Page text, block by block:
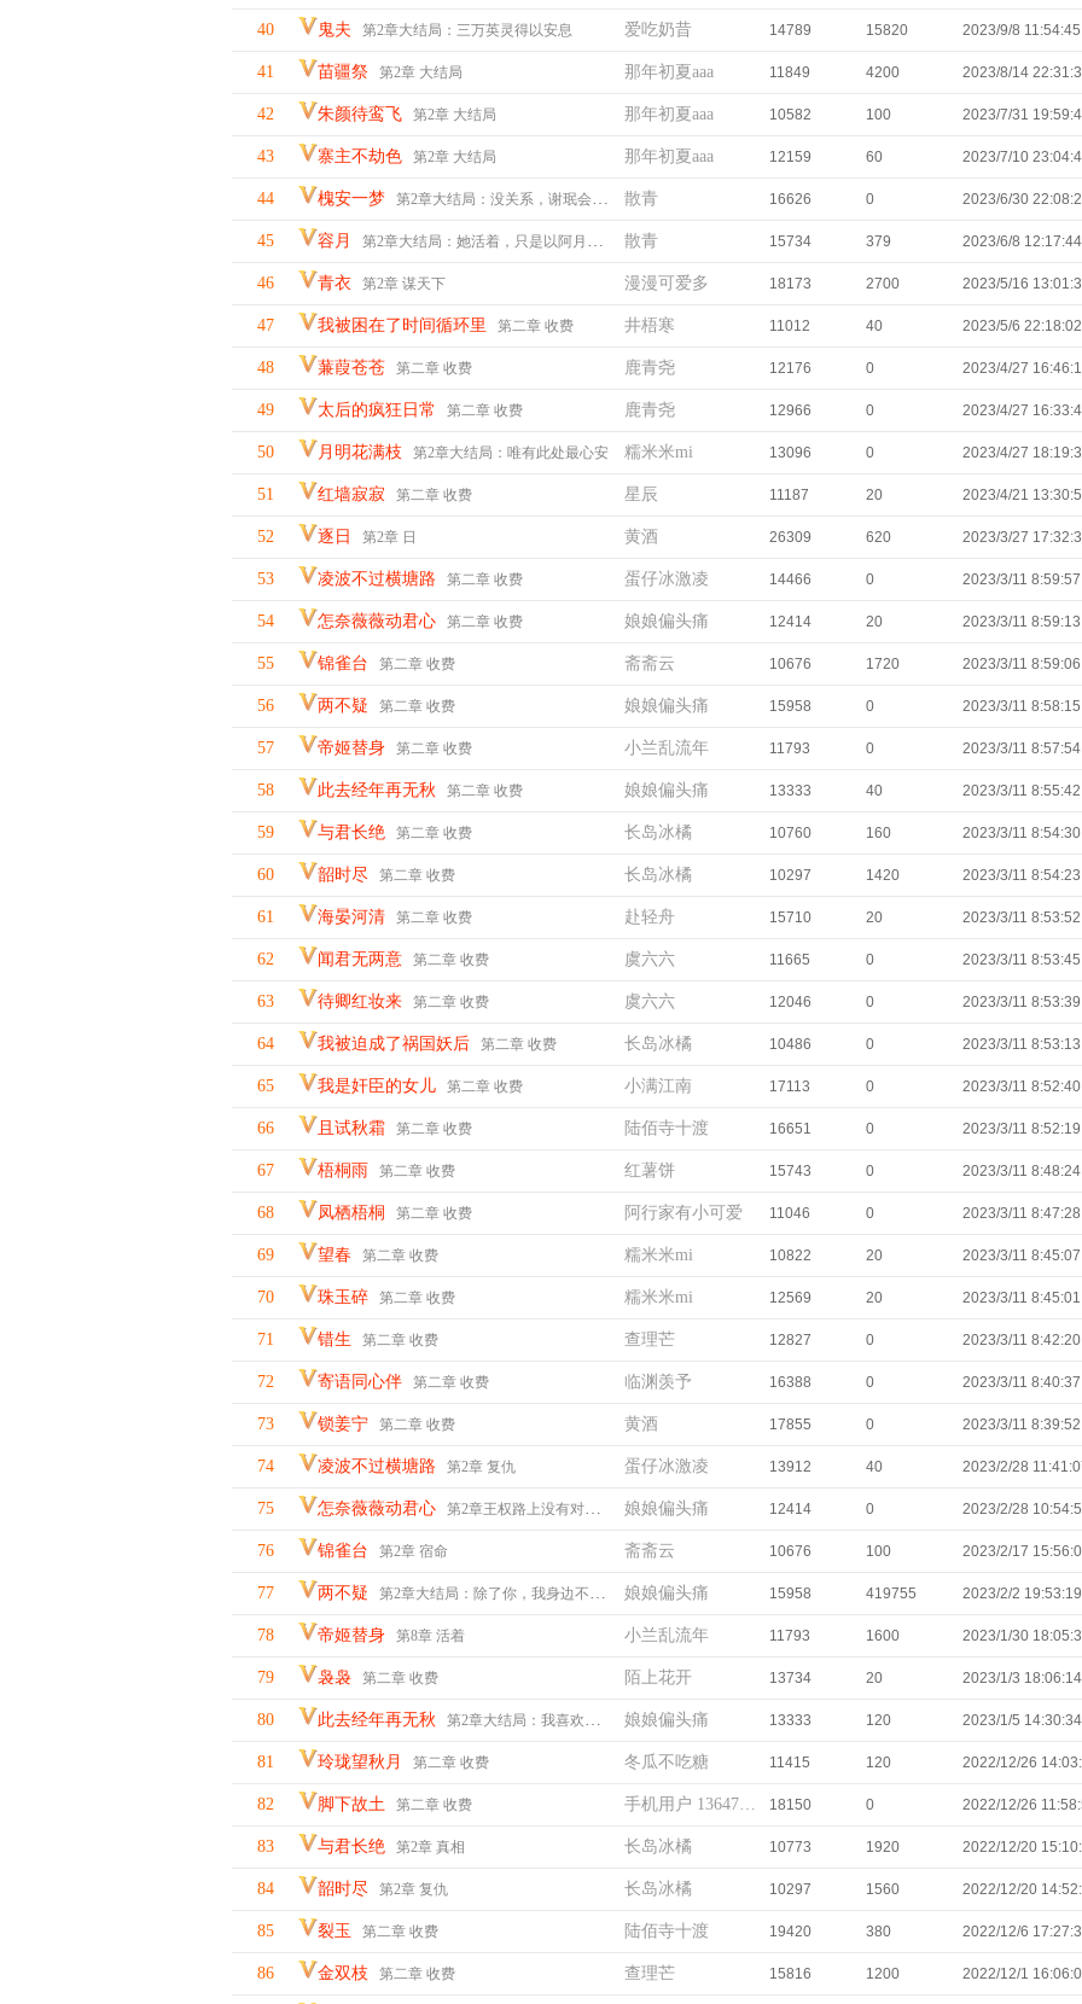
40 鬼夫 第2章大结局：三万英灵得以安息 爱吃奶昔 14789 15820 2023/9/8 11:54:45
41 苗疆祭 第2章 大结局 那年初夏aaa 11849 4200 2023/8/14
42 朱颜待鸾飞 第2章 大结局 那年初夏aaa 10582 100 2023/7/31
43 寨主不劫色 第2章 大结局 那年初夏aaa 12159 60 2023/7/10
44 槐安一梦 第2章大结局：没关系，谢珉会陪着我 散青 16626 0 2023/6/30
45 容月 第2章大结局：她活着，只是以阿月的身份活着 散青 15734 379 2023/6/8 12:17:44
46 青衣 第2章 谋天下 漫漫可爱多 18173 2700 2023/5/16
47 我被困在了时间循环里 第二章 收费 井梧寒 11012 40 2023/5/6 22:18:02
48 蒹葭苍苍 第二章 收费 鹿青尧 12176 0 2023/4/27
49 太后的疯狂日常 第二章 收费 鹿青尧 12966 0 2023/4/27
50 月明花满枝 第2章大结局：唯有此处最心安 糯米米mi 13096 0 2023/4/27
51 红墙寂寂 第二章 收费 星辰 11187 20 2023/4/21
52 逐日 第2章 日 黄酒 26309 620 2023/3/27
53 凌波不过横塘路 第二章 收费 蛋仔冰激凌 14466 0 2023/3/11 8:59:57
54 怎奈薇薇动君心 第二章 收费 娘娘偏头痛 12414 20 2023/3/11 8:59:13
55 锦雀台 第二章 收费 斋斋云 10676 1720 2023/3/11 8:59:06
56 两不疑 第二章 收费 娘娘偏头痛 15958 0 2023/3/11 8:58:15
57 帝姬替身 第二章 收费 小兰乱流年 11793 0 2023/3/11 8:57:54
58 此去经年再无秋 第二章 收费 娘娘偏头痛 13333 40 2023/3/11 8:55:42
59 与君长绝 第二章 收费 长岛冰橘 10760 160 2023/3/11 8:54:30
60 韶时尽 第二章 收费 长岛冰橘 10297 1420 2023/3/11 8:54:23
61 海晏河清 第二章 收费 赴轻舟 15710 20 2023/3/11 8:53:52
62 闻君无两意 第二章 收费 虞六六 11665 0 2023/3/11 8:53:45
63 待卿红妆来 第二章 收费 虞六六 12046 0 2023/3/11 8:53:39
64 我被迫成了祸国妖后 第二章 收费 长岛冰橘 10486 0 2023/3/11 8:53:13
65 我是奸臣的女儿 第二章 收费 小满江南 17113 0 2023/3/11 8:52:40
66 且试秋霜 第二章 收费 陆佰寺十渡 16651 0 2023/3/11 8:52:19
67 梧桐雨 第二章 收费 红薯饼 15743 0 2023/3/11 8:48:24
68 凤栖梧桐 第二章 收费 阿行家有小可爱 11046 0 2023/3/11 8:47:28
69 望春 第二章 收费 糯米米mi 10822 20 2023/3/11 8:45:07
70 珠玉碎 第二章 收费 糯米米mi 12569 20 2023/3/11 8:45:01
71 错生 第二章 收费 查理芒 12827 0 2023/3/11 8:42:20
72 寄语同心伴 第二章 收费 临渊羡予 16388 0 2023/3/11 8:40:37
73 锁姜宁 第二章 收费 黄酒 17855 0 2023/3/11 8:39:52
74 凌波不过横塘路 第2章 复仇 蛋仔冰激凌 13912 40 2023/2/28
75 怎奈薇薇动君心 第2章王权路上没有对错，只有输赢 娘娘偏头痛 12414 0 2023/2/28
76 锦雀台 第2章 宿命 斋斋云 10676 100 2023/2/17
77 两不疑 第2章大结局：除了你，我身边不会再有她人 娘娘偏头痛 15958 419755 2023/2/2 19:53:19
78 帝姬替身 第8章 活着 小兰乱流年 11793 1600 2023/1/30
79 袅袅 第二章 收费 陌上花开 13734 20 2023/1/3 18:06:14
80 此去经年再无秋 第2章大结局：我喜欢他就应该和他在一起 娘娘偏头痛 13333 120 2023/1/5 14:30:34
81 玲珑望秋月 第二章 收费 冬瓜不吃糖 11415 120 2022/12/26
82 脚下故土 第二章 收费 手机用户 13647196831 18150 0 2022/12/26
83 与君长绝 第2章 真相 长岛冰橘 10773 1920 2022/12/20
84 韶时尽 第2章 复仇 长岛冰橘 10297 1560 2022/12/20
85 裂玉 第二章 收费 陆佰寺十渡 19420 380 2022/12/6
86 金双枝 第二章 收费 查理芒 15816 1200 2022/12/1